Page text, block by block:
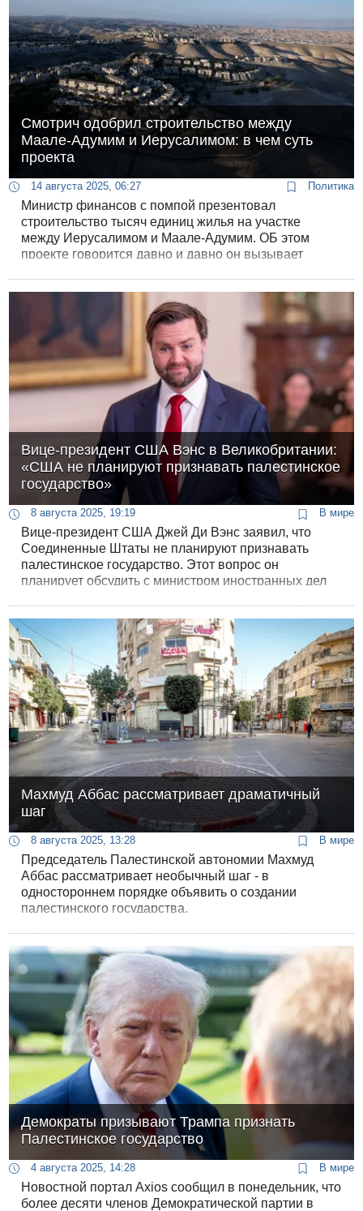
Смотрич одобрил строительство между
Маале-Адумим и Иерусалимом: в чем суть
проекта
14 августа 2025, 06:27 Политика
Министр финансов с помпой презентовал
строительство тысяч единиц жилья на участке
между Иерусалимом и Маале-Адумим. ОБ этом
проекте говорится давно и давно он вызывает
Вице-президент США Вэнс в Великобритании:
«США не планируют признавать палестинское
государство»
8 августа 2025, 19:19 В мире
Вице-президент США Джей Ди Вэнс заявил, что
Соединенные Штаты не планируют признавать
палестинское государство. Этот вопрос он
планирует обсудить с министром иностранных дел
Махмуд Аббас рассматривает драматичный
шаг
8 августа 2025, 13:28 В мире
Председатель Палестинской автономии Махмуд
Аббас рассматривает необычный шаг - в
одностороннем порядке объявить о создании
палестинского государства.
Демократы призывают Трампа признать
Палестинское государство
4 августа 2025, 14:28 В мире
Новостной портал Axios сообщил в понедельник, что
более десяти членов Демократической партии в